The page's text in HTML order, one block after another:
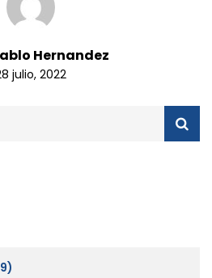
Hernandez
julio, 2022